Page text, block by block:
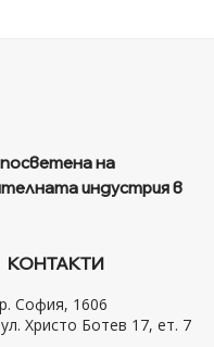
на
индустрия в
КОНТАКТИ
София, 1606
Христо Ботев 17, ет. 7